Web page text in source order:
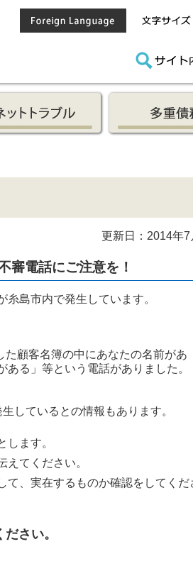
更新日：2014年7
審電話にご注意を！
島市内で発生しています。
顧客名簿の中にあなたの名前があ
る」等という電話がありました。
しているとの情報もあります。
ます。
てください。
て、実在するものか確認をしてくだ
さい。